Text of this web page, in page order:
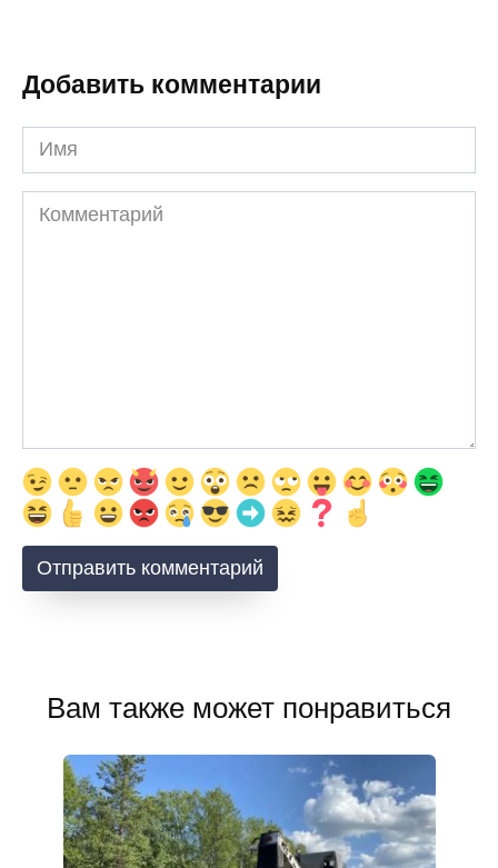
Добавить комментарии
Имя
Комментарий
Вам также может понравиться